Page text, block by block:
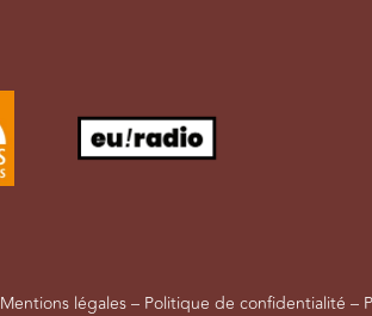
Mentions légales– Politique de confidentialité –